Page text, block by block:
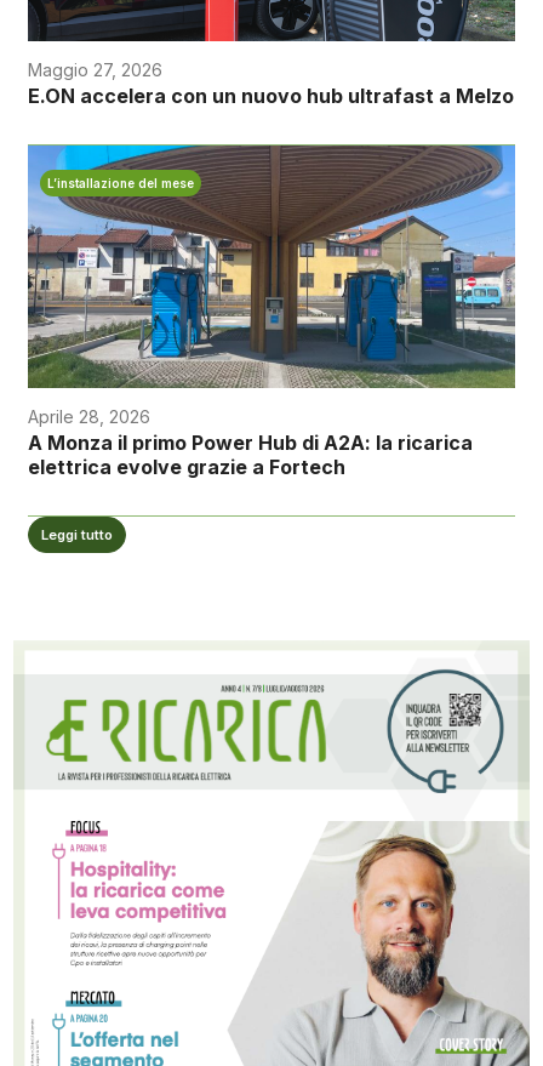
Maggio 27, 2026
E.ON accelera con un nuovo hub ultrafast a Melzo
L’installazione del mese
Aprile 28, 2026
A Monza il primo Power Hub di A2A: la ricarica
elettrica evolve grazie a Fortech
Leggi tutto